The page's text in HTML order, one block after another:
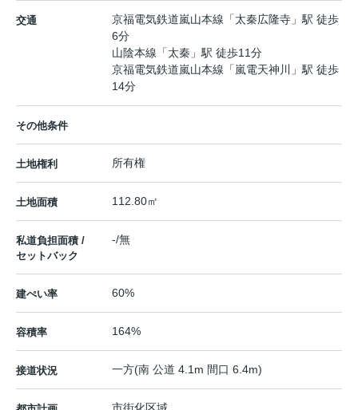
交通 京福電気鉄道嵐山本線 「太秦広隆寺 」駅 徒歩
6分
山陰本線 「太秦 」駅 徒歩11分
京福電気鉄道嵐山本線 「嵐電天神川
」駅 徒歩
14分
その他条件
土地権利 所有権
土地面積 112.80㎡
私道負担面積 /
セットバック
-/無
建ぺい率 60%
容積率 164%
接道状況 一方(南 公道 4.1m 間口 6.4m)